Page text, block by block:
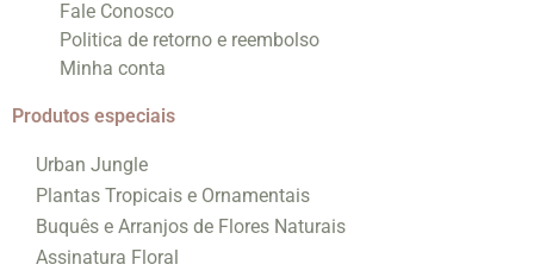
Fale Conosco
Politica de retorno e reembolso
Minha conta
Produtos especiais
Urban Jungle
Plantas Tropicais e Ornamentais
Buquês e Arranjos de Flores Naturais
Assinatura Floral